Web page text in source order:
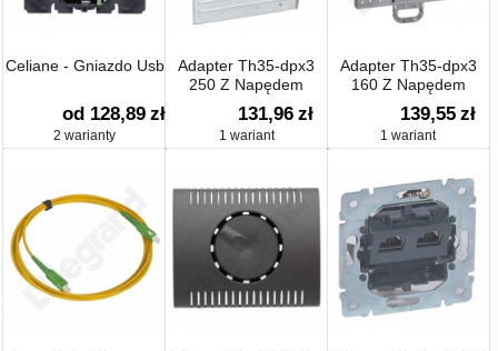
Celiane - Gniazdo Usb
od 128,89 zł
2 warianty
Adapter Th35-dpx3
250 Z Napędem
Silnikowym
131,96 zł
1 wariant
Adapter Th35-dpx3
160 Z Napędem
Silnikowym
139,55 zł
1 wariant